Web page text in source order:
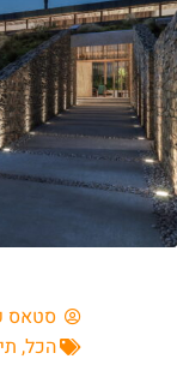
סטאס
הכל,